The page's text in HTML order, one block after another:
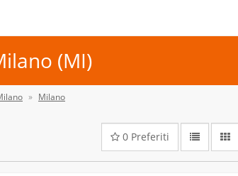
(MI)
Milano
0 Preferiti